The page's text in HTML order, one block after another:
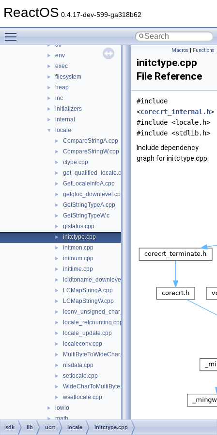
ReactOS 0.4.17-dev-599-ga318b62
▼ ucrt
► dll
► env
► exec
► filesystem
► heap
► inc
► initializers
► internal
▼ locale
► CompareStringA.cpp
► CompareStringW.cpp
► ctype.cpp
► get_qualified_locale.cpp
► GetLocaleInfoA.cpp
► getqloc_downlevel.cpp
► GetStringTypeA.cpp
► GetStringTypeW.c
► glstatus.cpp
► initctype.cpp
► initmon.cpp
► initnum.cpp
► inittime.cpp
► lcidtoname_downlevel.cpp
► LCMapStringA.cpp
► LCMapStringW.cpp
► lconv_unsigned_char_initialization.cpp
► locale_refcounting.cpp
► locale_update.cpp
► localeconv.cpp
► MultiByteToWideChar.c
► nlsdata.cpp
► setlocale.cpp
► WideCharToMultiByte.c
► wsetlocale.cpp
► lowio
► math
► mbstring
Macros | Functions
initctype.cpp
File Reference
#include
<corecrt_internal.h>
#include <locale.h>
#include <stdlib.h>
Include dependency
graph for initctype.cpp:
sdk lib ucrt locale initctype.cpp